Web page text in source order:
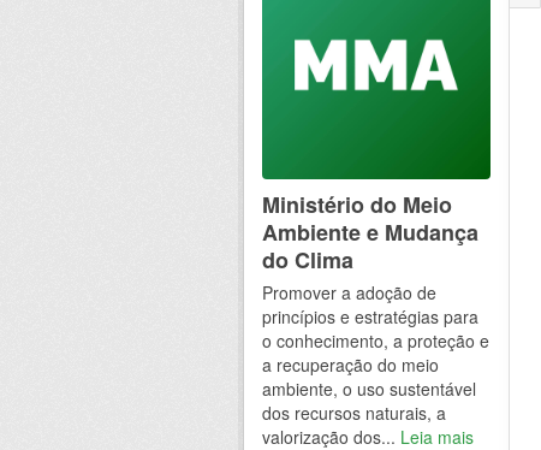
Ministério do Meio
Ambiente e Mudança
do Clima
Promover a adoção de
princípios e estratégias para
o conhecimento, a proteção e
a recuperação do meio
ambiente, o uso sustentável
dos recursos naturais, a
valorização dos... Leia mais